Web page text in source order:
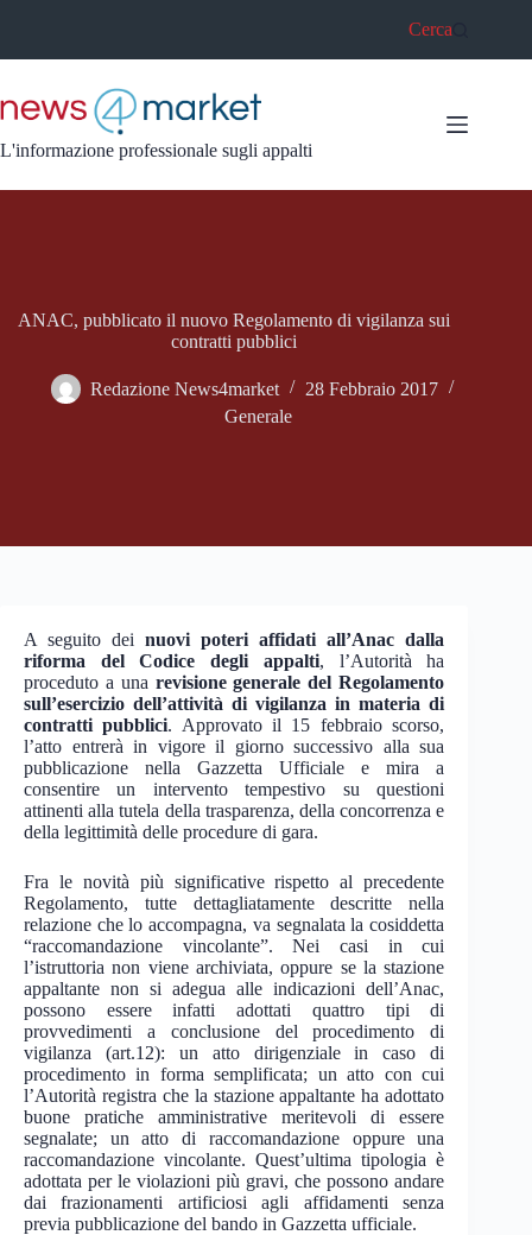
Cerca
L'informazione professionale sugli appalti
ANAC, pubblicato il nuovo Regolamento di vigilanza sui
contratti pubblici
Redazione News4market
28 Febbraio 2017
Generale
A seguito deinuovi poteri affidati all’Anac dalla
riforma del Codice degli appalti, l’Autorità ha
proceduto a una revisione generale del Regolamento
sull’esercizio dell’attività di vigilanza in materia di
contratti pubblici. Approvato il 15 febbraio scorso,
l’atto entrerà in vigore il giorno successivo alla sua
pubblicazione nella Gazzetta Ufficiale e mira a
consentire un intervento tempestivo su questioni
attinenti alla tutela della trasparenza, della concorrenza e
della legittimità delle procedure di gara.
Fra le novità più significative rispetto al precedente
Regolamento, tutte dettagliatamente descritte nella
relazione che lo accompagna, va segnalata la cosiddetta
“raccomandazione vincolante”. Nei casi in cui
l’istruttoria non viene archiviata, oppure se la stazione
appaltante non si adegua alle indicazioni dell’Anac,
possono essere infatti adottati quattro tipi di
provvedimenti a conclusione del procedimento di
vigilanza (art.12): un atto dirigenziale in caso di
procedimento in forma semplificata; un atto con cui
l’Autorità registra che la stazione appaltante ha adottato
buone pratiche amministrative meritevoli di essere
segnalate; un atto di raccomandazione oppure una
raccomandazione vincolante. Quest’ultima tipologia è
adottata per le violazioni più gravi, che possono andare
dai frazionamenti artificiosi agli affidamenti senza
previa pubblicazione del bando in Gazzetta ufficiale.